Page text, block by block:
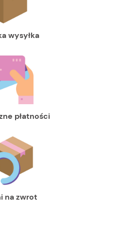
wysyłka
płatności
na zwrot